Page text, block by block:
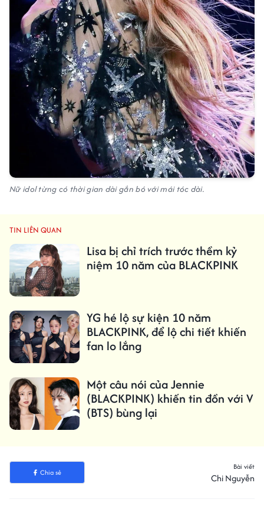
Nữ idol từng có thời gian dài gắn bó với mái tóc dài.
TIN LIÊN QUAN
Lisa bị chỉ trích trước thềm kỷ
niệm 10 năm của BLACKPINK
YG hé lộ sự kiện 10 năm
BLACKPINK, để lộ chi tiết khiến
fan lo lắng
Một câu nói của Jennie
(BLACKPINK) khiến tin đồn với V
(BTS) bùng lại
Chia sẻ
Bài viết
Chi Nguyễn